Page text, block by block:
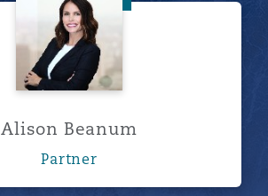
Alison Beanum
Partner